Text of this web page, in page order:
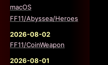
macOS
FF11/Abyssea/Heroes
2026-08-02
FF11/CoinWeapon
2026-08-01